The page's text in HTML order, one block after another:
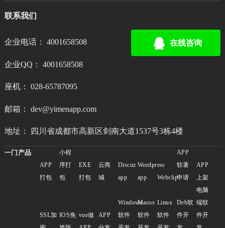
联系我们
企业电话： 4001658508
企业QQ： 4001658508
座机： 028-65787095
邮箱： dev@yimenapp.com
地址： 四川省成都市高新区剑南大道1537号3栋4楼
在线咨询
一门产品
APP
打包
小程
序打
包
EXE
打包
云商
城
Discuz
app
Wordpress
app
Webclip
APP
软著
申请
APP
上架
SSL加 IOS免 vue做
APP
Windows
软件
Macos
软件
Linux
软件
Deb软
件开
电脑
端软
件开